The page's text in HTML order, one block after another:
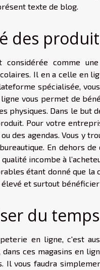
texte de blog.
des
considérée comme
Il en a celle en
spécialisée,
vous permet de
physiques. Dans le but
Pour votre
des agendas. Vous y
En dehors
incombe à
étant donné que la
et surtout
du
en ligne, c'est
dans ces magasins en
Il vous faudra